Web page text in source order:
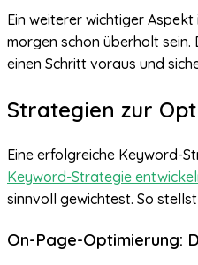
Ein weiterer wichtiger
morgen schon überholt
einen Schritt voraus und
Strategien zur
Eine erfolgreiche Keyword-
Keyword-Strategie
sinnvoll gewichtest. So
On-Page-Optimierung: